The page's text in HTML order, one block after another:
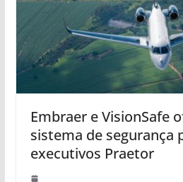
Embraer e VisionSafe
sistema de segurança
executivos Praetor